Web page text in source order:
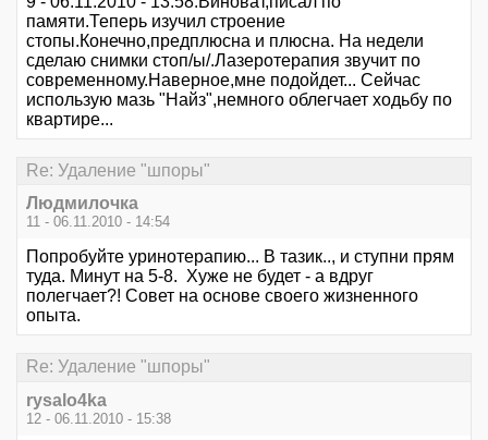
памяти.Теперь изучил строение
стопы.Конечно,предплюсна и плюсна. На недели
сделаю снимки стоп/ы/.Лазеротерапия звучит по
современному.Наверное,мне подойдет... Сейчас
использую мазь "Найз",немного облегчает ходьбу по
квартире...
Re: Удаление "шпоры"
Людмилочка
11 - 06.11.2010 - 14:54
Попробуйте уринотерапию... В тазик.., и ступни прям
туда. Минут на 5-8. Хуже не будет - а вдруг
полегчает?! Совет на основе своего жизненного
опыта.
Re: Удаление "шпоры"
rysalo4ka
12 - 06.11.2010 - 15:38